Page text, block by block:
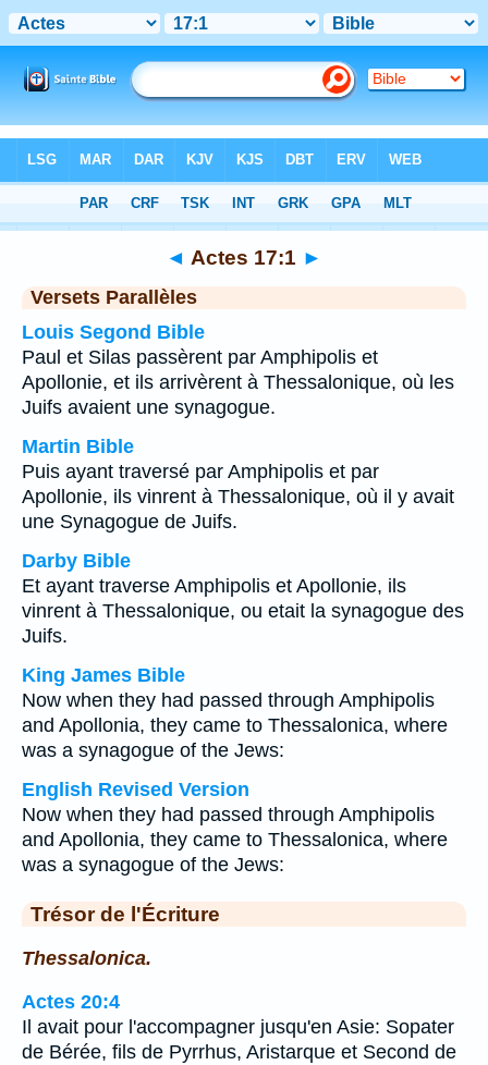
Chapitre 17> Verset 1
◄ Actes 17:1 ►
Versets Parallèles
Louis Segond Bible
Paul et Silas passèrent par Amphipolis et
Apollonie, et ils arrivèrent à Thessalonique, où les
Juifs avaient une synagogue.
Martin Bible
Puis ayant traversé par Amphipolis et par
Apollonie, ils vinrent à Thessalonique, où il y avait
une Synagogue de Juifs.
Darby Bible
Et ayant traverse Amphipolis et Apollonie, ils
vinrent à Thessalonique, ou etait la synagogue des
Juifs.
King James Bible
Now when they had passed through Amphipolis
and Apollonia, they came to Thessalonica, where
was a synagogue of the Jews:
English Revised Version
Now when they had passed through Amphipolis
and Apollonia, they came to Thessalonica, where
was a synagogue of the Jews:
Trésor de l'Écriture
Thessalonica.
Actes 20:4
Il avait pour l'accompagner jusqu'en Asie: Sopater
de Bérée, fils de Pyrrhus, Aristarque et Second de